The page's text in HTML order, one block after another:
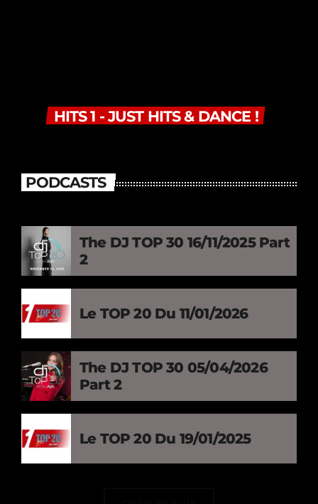
HITS 1 - JUST HITS & DANCE !
PODCASTS
The DJ TOP 30 16/11/2025 Part
2
Le TOP 20 Du 11/01/2026
The DJ TOP 30 05/04/2026
Part 2
Le TOP 20 Du 19/01/2025